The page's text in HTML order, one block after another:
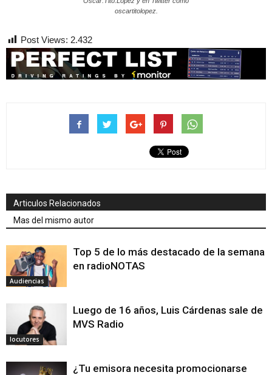
oscartitolopez.
Post Views: 2.432
Articulos Relacionados
Mas del mismo autor
Audiencias
Top 5 de lo más destacado de la semana
en radioNOTAS
locutores
Luego de 16 años, Luis Cárdenas sale de
MVS Radio
¿Tu emisora necesita promocionarse